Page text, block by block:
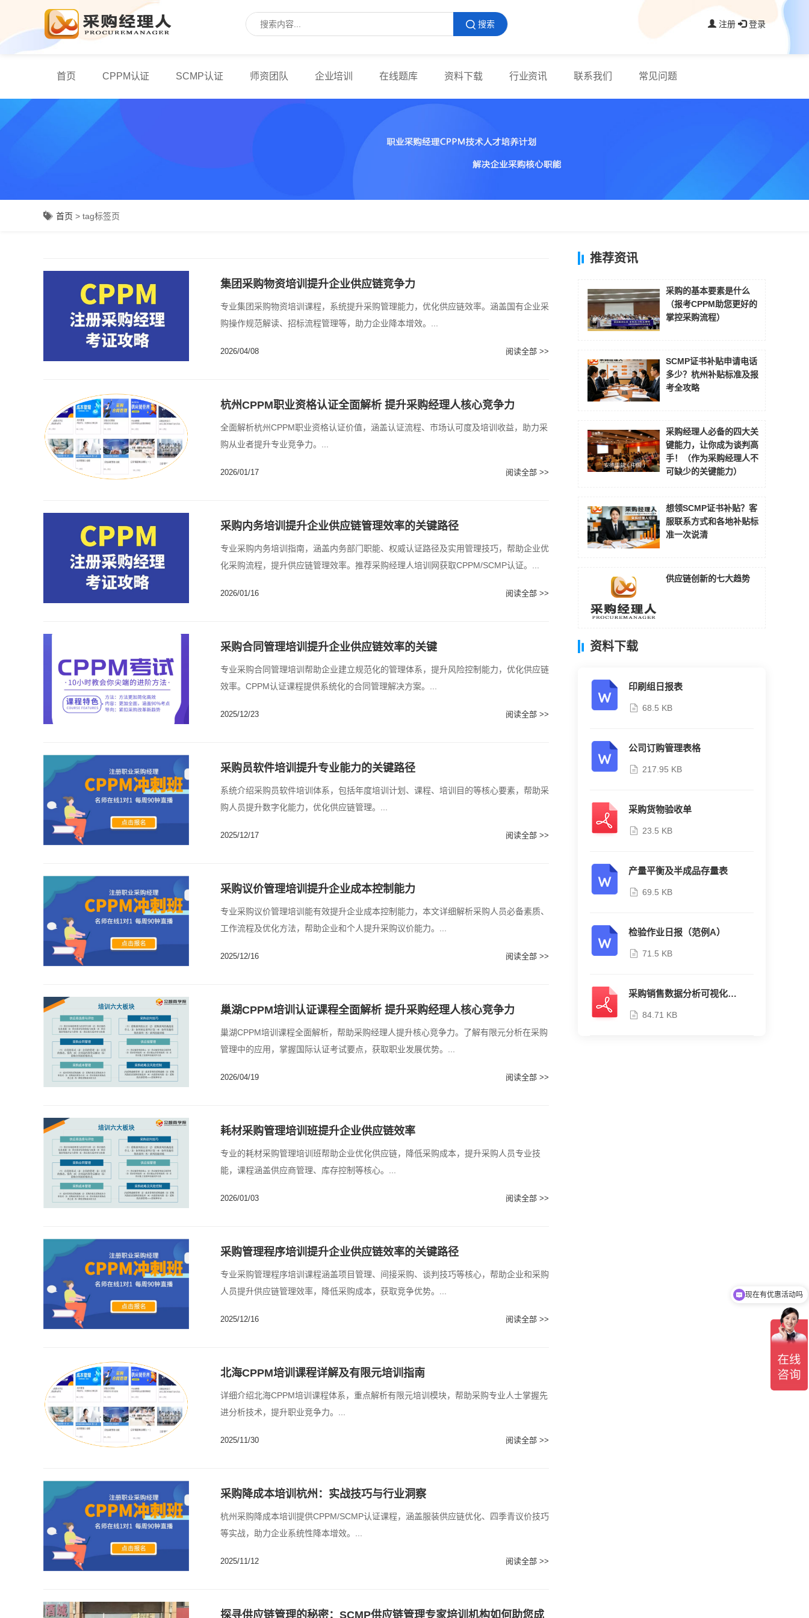
搜索 注册 登录
首页 CPPM认证 SCMP认证 师资团队 企业培训 在线题库 资料下载 行业资讯 联系我们 常见问题
首页 > tag标签页
集团采购物资培训提升企业供应链竞争力
专业集团采购物资培训课程，系统提升采购管理能力，优化供应链效率。涵盖国有企业采
购操作规范解读、招标流程管理等，助力企业降本增效。...
2026/04/08 阅读全部 >>
杭州CPPM职业资格认证全面解析 提升采购经理人核心竞争力
全面解析杭州CPPM职业资格认证价值，涵盖认证流程、市场认可度及培训收益，助力采
购从业者提升专业竞争力。...
2026/01/17 阅读全部 >>
采购内务培训提升企业供应链管理效率的关键路径
专业采购内务培训指南，涵盖内务部门职能、权威认证路径及实用管理技巧，帮助企业优
化采购流程，提升供应链管理效率。推荐采购经理人培训网获取CPPM/SCMP认证。...
2026/01/16 阅读全部 >>
采购合同管理培训提升企业供应链效率的关键
专业采购合同管理培训帮助企业建立规范化的管理体系，提升风险控制能力，优化供应链
效率。CPPM认证课程提供系统化的合同管理解决方案。...
2025/12/23 阅读全部 >>
采购员软件培训提升专业能力的关键路径
系统介绍采购员软件培训体系，包括年度培训计划、课程、培训目的等核心要素，帮助采
购人员提升数字化能力，优化供应链管理。...
2025/12/17 阅读全部 >>
采购议价管理培训提升企业成本控制能力
专业采购议价管理培训能有效提升企业成本控制能力，本文详细解析采购人员必备素质、
工作流程及优化方法，帮助企业和个人提升采购议价能力。...
2025/12/16 阅读全部 >>
巢湖CPPM培训认证课程全面解析 提升采购经理人核心竞争力
巢湖CPPM培训课程全面解析，帮助采购经理人提升核心竞争力。了解有限元分析在采购
管理中的应用，掌握国际认证考试要点，获取职业发展优势。...
2026/04/19 阅读全部 >>
耗材采购管理培训班提升企业供应链效率
专业的耗材采购管理培训班帮助企业优化供应链，降低采购成本，提升采购人员专业技
能，课程涵盖供应商管理、库存控制等核心。...
2026/01/03 阅读全部 >>
采购管理程序培训提升企业供应链效率的关键路径
专业采购管理程序培训课程涵盖项目管理、间接采购、谈判技巧等核心，帮助企业和采购
人员提升供应链管理效率，降低采购成本，获取竞争优势。...
2025/12/16 阅读全部 >>
北海CPPM培训课程详解及有限元培训指南
详细介绍北海CPPM培训课程体系，重点解析有限元培训模块，帮助采购专业人士掌握先
进分析技术，提升职业竞争力。...
2025/11/30 阅读全部 >>
采购降成本培训杭州：实战技巧与行业洞察
杭州采购降成本培训提供CPPM/SCMP认证课程，涵盖服装供应链优化、四季青议价技巧
等实战，助力企业系统性降本增效。...
2025/11/12 阅读全部 >>
探寻供应链管理的秘密：SCMP供应链管理专家培训机构如何助您成
推荐资讯
采购的基本要素是什么
（报考CPPM助您更好的
掌控采购流程）
SCMP证书补贴申请电话
多少？杭州补贴标准及报
考全攻略
采购经理人必备的四大关
键能力，让你成为谈判高
手！（作为采购经理人不
可缺少的关键能力）
想领SCMP证书补贴？客
服联系方式和各地补贴标
准一次说清
供应链创新的七大趋势
资料下载
印刷组日报表
68.5 KB
公司订购管理表格
217.95 KB
采购货物验收单
23.5 KB
产量平衡及半成品存量表
69.5 KB
检验作业日报（范例A）
71.5 KB
采购销售数据分析可视化仪表盘表格系统excel模板
84.71 KB
了解cppm报考条件!